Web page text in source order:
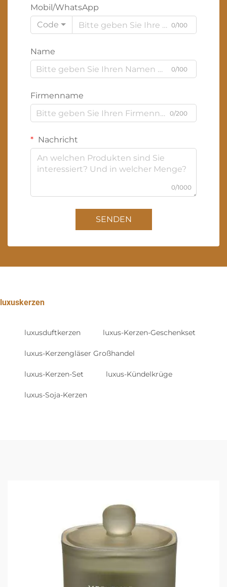
Mobil/WhatsApp
Code
0/100
Name
0/100
Firmenname
0/200
Nachricht
0/1000
SENDEN
luxuskerzen
luxusduftkerzen luxus-Kerzen-Geschenkset
luxus-Kerzengläser Großhandel
luxus-Kerzen-Set luxus-Kündelkrüge
luxus-Soja-Kerzen